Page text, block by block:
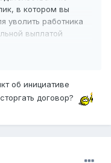
в котором вы
уволить работника
выплатой
об инициативе
договор?